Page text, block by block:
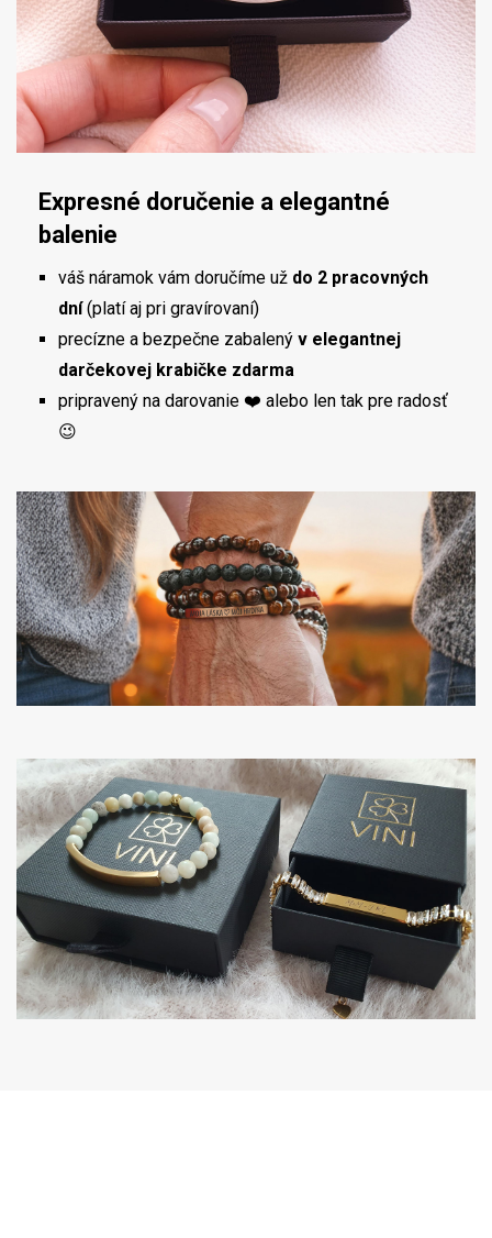
Expresné doručenie a elegantné
balenie
váš náramok vám doručíme už do 2 pracovných
dní(platí aj pri gravírovaní)
precízne a bezpečne zabalený v elegantnej
darčekovej krabičke zdarma
pripravený na darovanie ❤️ alebo len tak pre radosť
😉